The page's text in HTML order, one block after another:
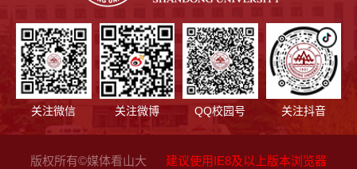
关注微信 关注微博 QQ校园号 关注抖音
版权所有©媒体看山大 建议使用IE8及以上版本浏览器